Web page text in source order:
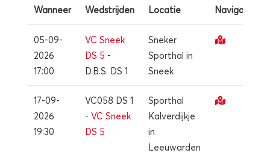
Wanneer Wedstrijden Locatie Navigatie
05-09-
2026
17:00
VC Sneek
DS 5 -
D.B.S. DS 1
Sneker
Sporthal in
Sneek
17-09-
2026
19:30
VC058 DS 1
-VC Sneek
DS 5
Sporthal
Kalverdijkje
in
Leeuwarden